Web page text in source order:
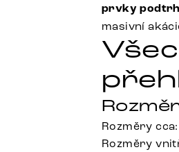
prvky
masivní
Rozměry
Rozměry